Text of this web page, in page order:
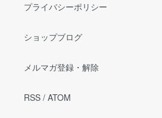
プライバシーポリシー
ショップブログ
メルマガ登録・解除
RSS / ATOM